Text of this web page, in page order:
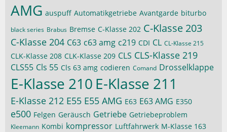
AMG auspuff Automatikgetriebe Avantgarde biturbo
black series Brabus Bremse C-Klasse 202 C-Klasse 203
C-Klasse 204 C63 c63 amg c219 CDI CL CL-Klasse 215
CLK-Klasse 208 CLK-Klasse 209 CLS CLS-Klasse 219
CLS55 Cls 55 Cls 63 amg codieren Comand Drosselklappe
E-Klasse 210 E-Klasse 211
E-Klasse 212 E55 E55 AMG E63 E63 AMG E350
e500 Felgen Geräusch Getriebe Getriebeproblem
Kleemann Kombi kompressor Luftfahrwerk M-Klasse 163